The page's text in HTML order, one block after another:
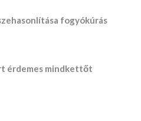
fogyókúrás
érdemes mindkettőt